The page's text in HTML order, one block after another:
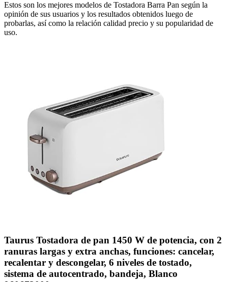
Estos son los mejores modelos de Tostadora Barra Pan según la
opinión de sus usuarios y los resultados obtenidos luego de
probarlas, así como la relación calidad precio y su popularidad de
uso.
Taurus Tostadora de pan 1450 W de potencia, con 2
ranuras largas y extra anchas, funciones: cancelar,
recalentar y descongelar, 6 niveles de tostado,
sistema de autocentrado, bandeja, Blanco